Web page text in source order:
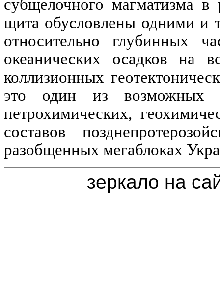
субщелочного магматизма в
щита обусловлены одними и
относительно глубинных
океанических осадков на
коллизионных
это один из возможных
петрохимических,
составов
разобщенных мегаблоках
зеркало на